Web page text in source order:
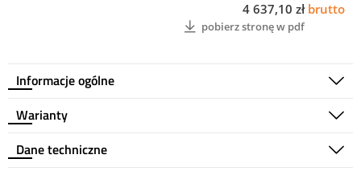
Informacje ogólne
4 637,10 zł brutto
pobierz stronę w pdf
Warianty
Dane techniczne